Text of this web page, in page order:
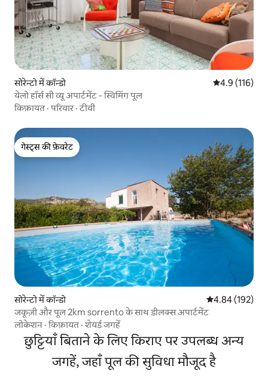
सोरेन्टो में कॉन्डो औसत रेटिंग 5 में
4.9 (116)
येलो हॉर्स सी व्यू अपार्टमेंट - स्विमिंग पूल
किफ़ायत ·परिवार ·टीवी
गेस्ट्स की फ़ेवरेट
गेस्ट्स की फ़ेवरेट
सोरेन्टो में कॉन्डो औसत रेटिंग 5 में से
4.84 (192)
जकूज़ी और पूल 2km sorrento के साथ डीलक्स अपार्टमेंट
लोकेशन ·किफ़ायत ·शेयर्ड जगहें
छुट्टियाँ बिताने के लिए किराए पर उपलब्ध अन्य
जगहें, जहाँ पूल की सुविधा मौजूद है